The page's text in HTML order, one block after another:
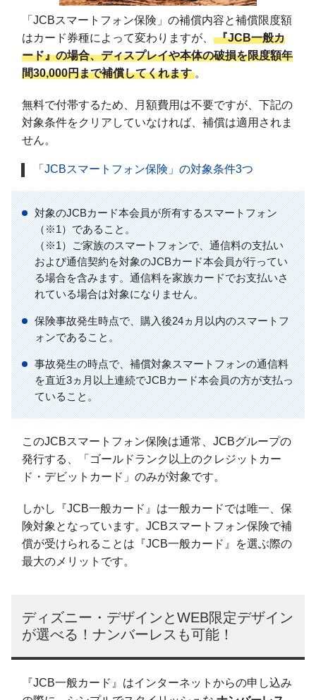
「JCBスマートフォン保険」の補償内容と補償限度額
はカード券種によって変わりますが、 『JCB一般カ
ード』の場合、ディスプレイや本体の破損を限度額年
間30,000円まで補償してくれます 。
無料で付帯するため、月額費用は不要ですが、下記の
対象条件をクリアしていなければ、補償は適用されま
せん。
「JCBスマートフォン保険」の対象条件3つ
対象のJCBカード本会員が所有するスマートフォン
（※1）であること。
（※1）ご家族のスマートフォンで、通信料の支払い
および通信契約を対象のJCBカード本会員が行ってい
る場合を含みます。通信料を家族カードでお支払いさ
れている場合は対象になりません。
保険事故発生時点で、購入後24ヵ月以内のスマートフ
ォンであること。
事故発生の時点で、補償対象スマートフォンの通信料
を直近3ヵ月以上連続でJCBカード本会員の方が支払っ
ていること。
このJCBスマートフォン保険は通常、JCBグループの
発行する、「ゴールドランク以上のクレジットカー
ド・デビットカード」のみが対象です。
しかし『JCB一般カード』は一般カードでは唯一、保
険対象となっています。JCBスマートフォン保険で補
償が受けられることは『JCB一般カード』を選ぶ際の
最大のメリットです。
ディズニー・デザインとWEB限定デザイン
が選べる！ナンバーレスも可能！
『JCB一般カード』はインターネットからの申し込み